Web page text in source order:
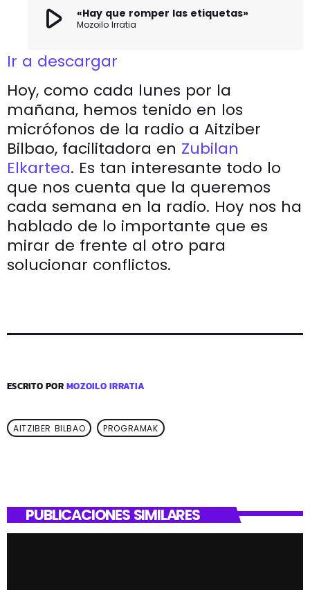
play_arrow «Hay que romper las etiquetas»
Mozoilo Irratia
Ir a descargar
Hoy, como cada lunes por la
mañana, hemos tenido en los
micrófonos de la radio a Aitziber
Bilbao, facilitadora en Zubilan
Elkartea. Es tan interesante todo lo
que nos cuenta que la queremos
cada semana en la radio. Hoy nos ha
hablado de lo importante que es
mirar de frente al otro para
solucionar conflictos.
ESCRITO PORMOZOILO IRRATIA
AITZIBER BILBAO PROGRAMAK
PUBLICACIONES SIMILARES